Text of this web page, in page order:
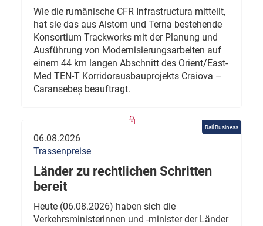
Wie die rumänische CFR Infrastructura mitteilt,
hat sie das aus Alstom und Terna bestehende
Konsortium Trackworks mit der Planung und
Ausführung von Modernisierungsarbeiten auf
einem 44 km langen Abschnitt des Orient/East-
Med TEN-T Korridorausbauprojekts Craiova –
Caransebeș beauftragt.
Rail Business
06.08.2026
Trassenpreise
Länder zu rechtlichen Schritten
bereit
Heute (06.08.2026) haben sich die
Verkehrsministerinnen und -minister der Länder